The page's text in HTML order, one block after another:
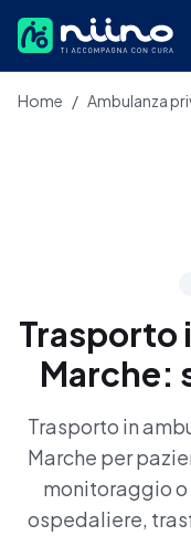
Home / Ambulanza
Trasporto
Marche:
Trasporto in
Marche per
monitoraggio
ospedaliere,